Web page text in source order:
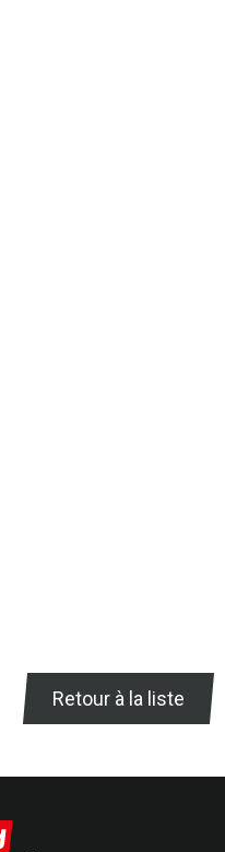
Retour à la liste